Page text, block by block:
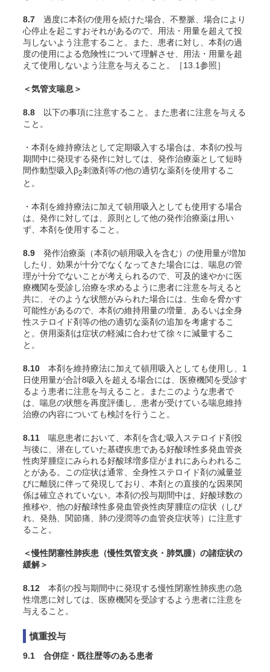
8.7 過度に本剤の使用を続けた場合、不整脈、場合により
心停止を起こすおそれがあるので、用法・用量を超えて投
与しないよう注意すること。また、患者に対し、本剤の過
度の使用による危険性について理解させ、用法・用量を超
えて使用しないよう注意を与えること。［13.1参照］
＜気管支喘息＞
8.8 以下の事項に注意すること。また患者に注意を与える
こと。
・本剤を維持療法として定期吸入する場合は、本剤の投与
期間中に発現する発作に対しては、発作治療薬として短時
間作動型吸入β2刺激剤等の他の適切な薬剤を使用するこ
と。
・本剤を維持療法に加えて頓用吸入としても使用する場合
は、発作に対しては、原則として他の発作治療薬は用い
ず、本剤を使用すること。
8.9 発作治療薬（本剤の頓用吸入を含む）の使用量が増加
したり、効果が十分でなくなってきた場合には、喘息の管
理が十分でないことが考えられるので、可及的速やかに医
療機関を受診し治療を求めるように患者に注意を与えると
共に、そのような状態がみられた場合には、生命を脅かす
可能性があるので、本剤の維持用量の増量、あるいは全身
性ステロイド剤等の他の適切な薬剤の追加を考慮するこ
と。併用薬剤は症状の軽減に合わせて徐々に減量するこ
と。
8.10 本剤を維持療法に加えて頓用吸入としても使用し、1
日使用量が合計8吸入を超える場合には、医療機関を受診す
るよう患者に注意を与えること。またこのような患者で
は、喘息の状態を再度評価し、患者が受けている喘息維持
治療の内容についても検討を行うこと。
8.11 喘息患者において、本剤を含む吸入ステロイド剤投
与後に、潜在していた基礎疾患である好酸球性多発血管炎
性肉芽腫症にみられる好酸球増多症がまれにあらわれるこ
とがある。この症状は通常、全身性ステロイド剤の減量並
びに離脱に伴って発現しており、本剤との直接的な因果関
係は確立されていない。本剤の投与期間中は、好酸球数の
推移や、他の好酸球性多発血管炎性肉芽腫症の症状（しび
れ、発熱、関節痛、肺の浸潤等の血管炎症状等）に注意す
ること。
＜慢性閉塞性肺疾患（慢性気管支炎・肺気腫）の諸症状の
緩解＞
8.12 本剤の投与期間中に発現する慢性閉塞性肺疾患の急
性増悪に対しては、医療機関を受診するよう患者に注意を
与えること。
慎重投与
9.1 合併症・既往歴等のある患者